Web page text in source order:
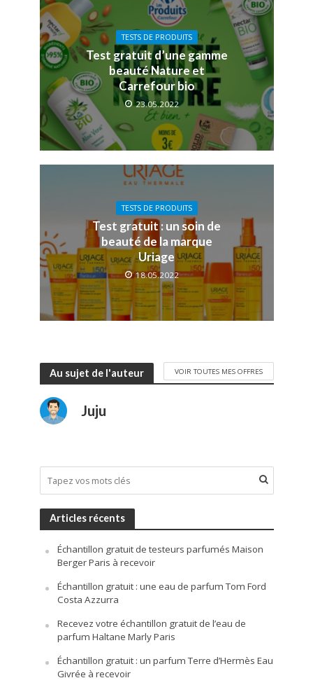
TESTS DE PRODUITS
Test gratuit d’une gamme
beauté Nature et
Carrefour bio
23.05.2022
TESTS DE PRODUITS
Test gratuit : un soin de
beauté de la marque
Uriage
18.05.2022
Au sujet de l'auteur VOIR TOUTES MES OFFRES
Juju
Articles récents
Échantillon gratuit de testeurs parfumés Maison
Berger Paris à recevoir
Échantillon gratuit : une eau de parfum Tom Ford
Costa Azzurra
Recevez votre échantillon gratuit de l’eau de
parfum Haltane Marly Paris
Échantillon gratuit : un parfum Terre d’Hermès Eau
Givrée à recevoir